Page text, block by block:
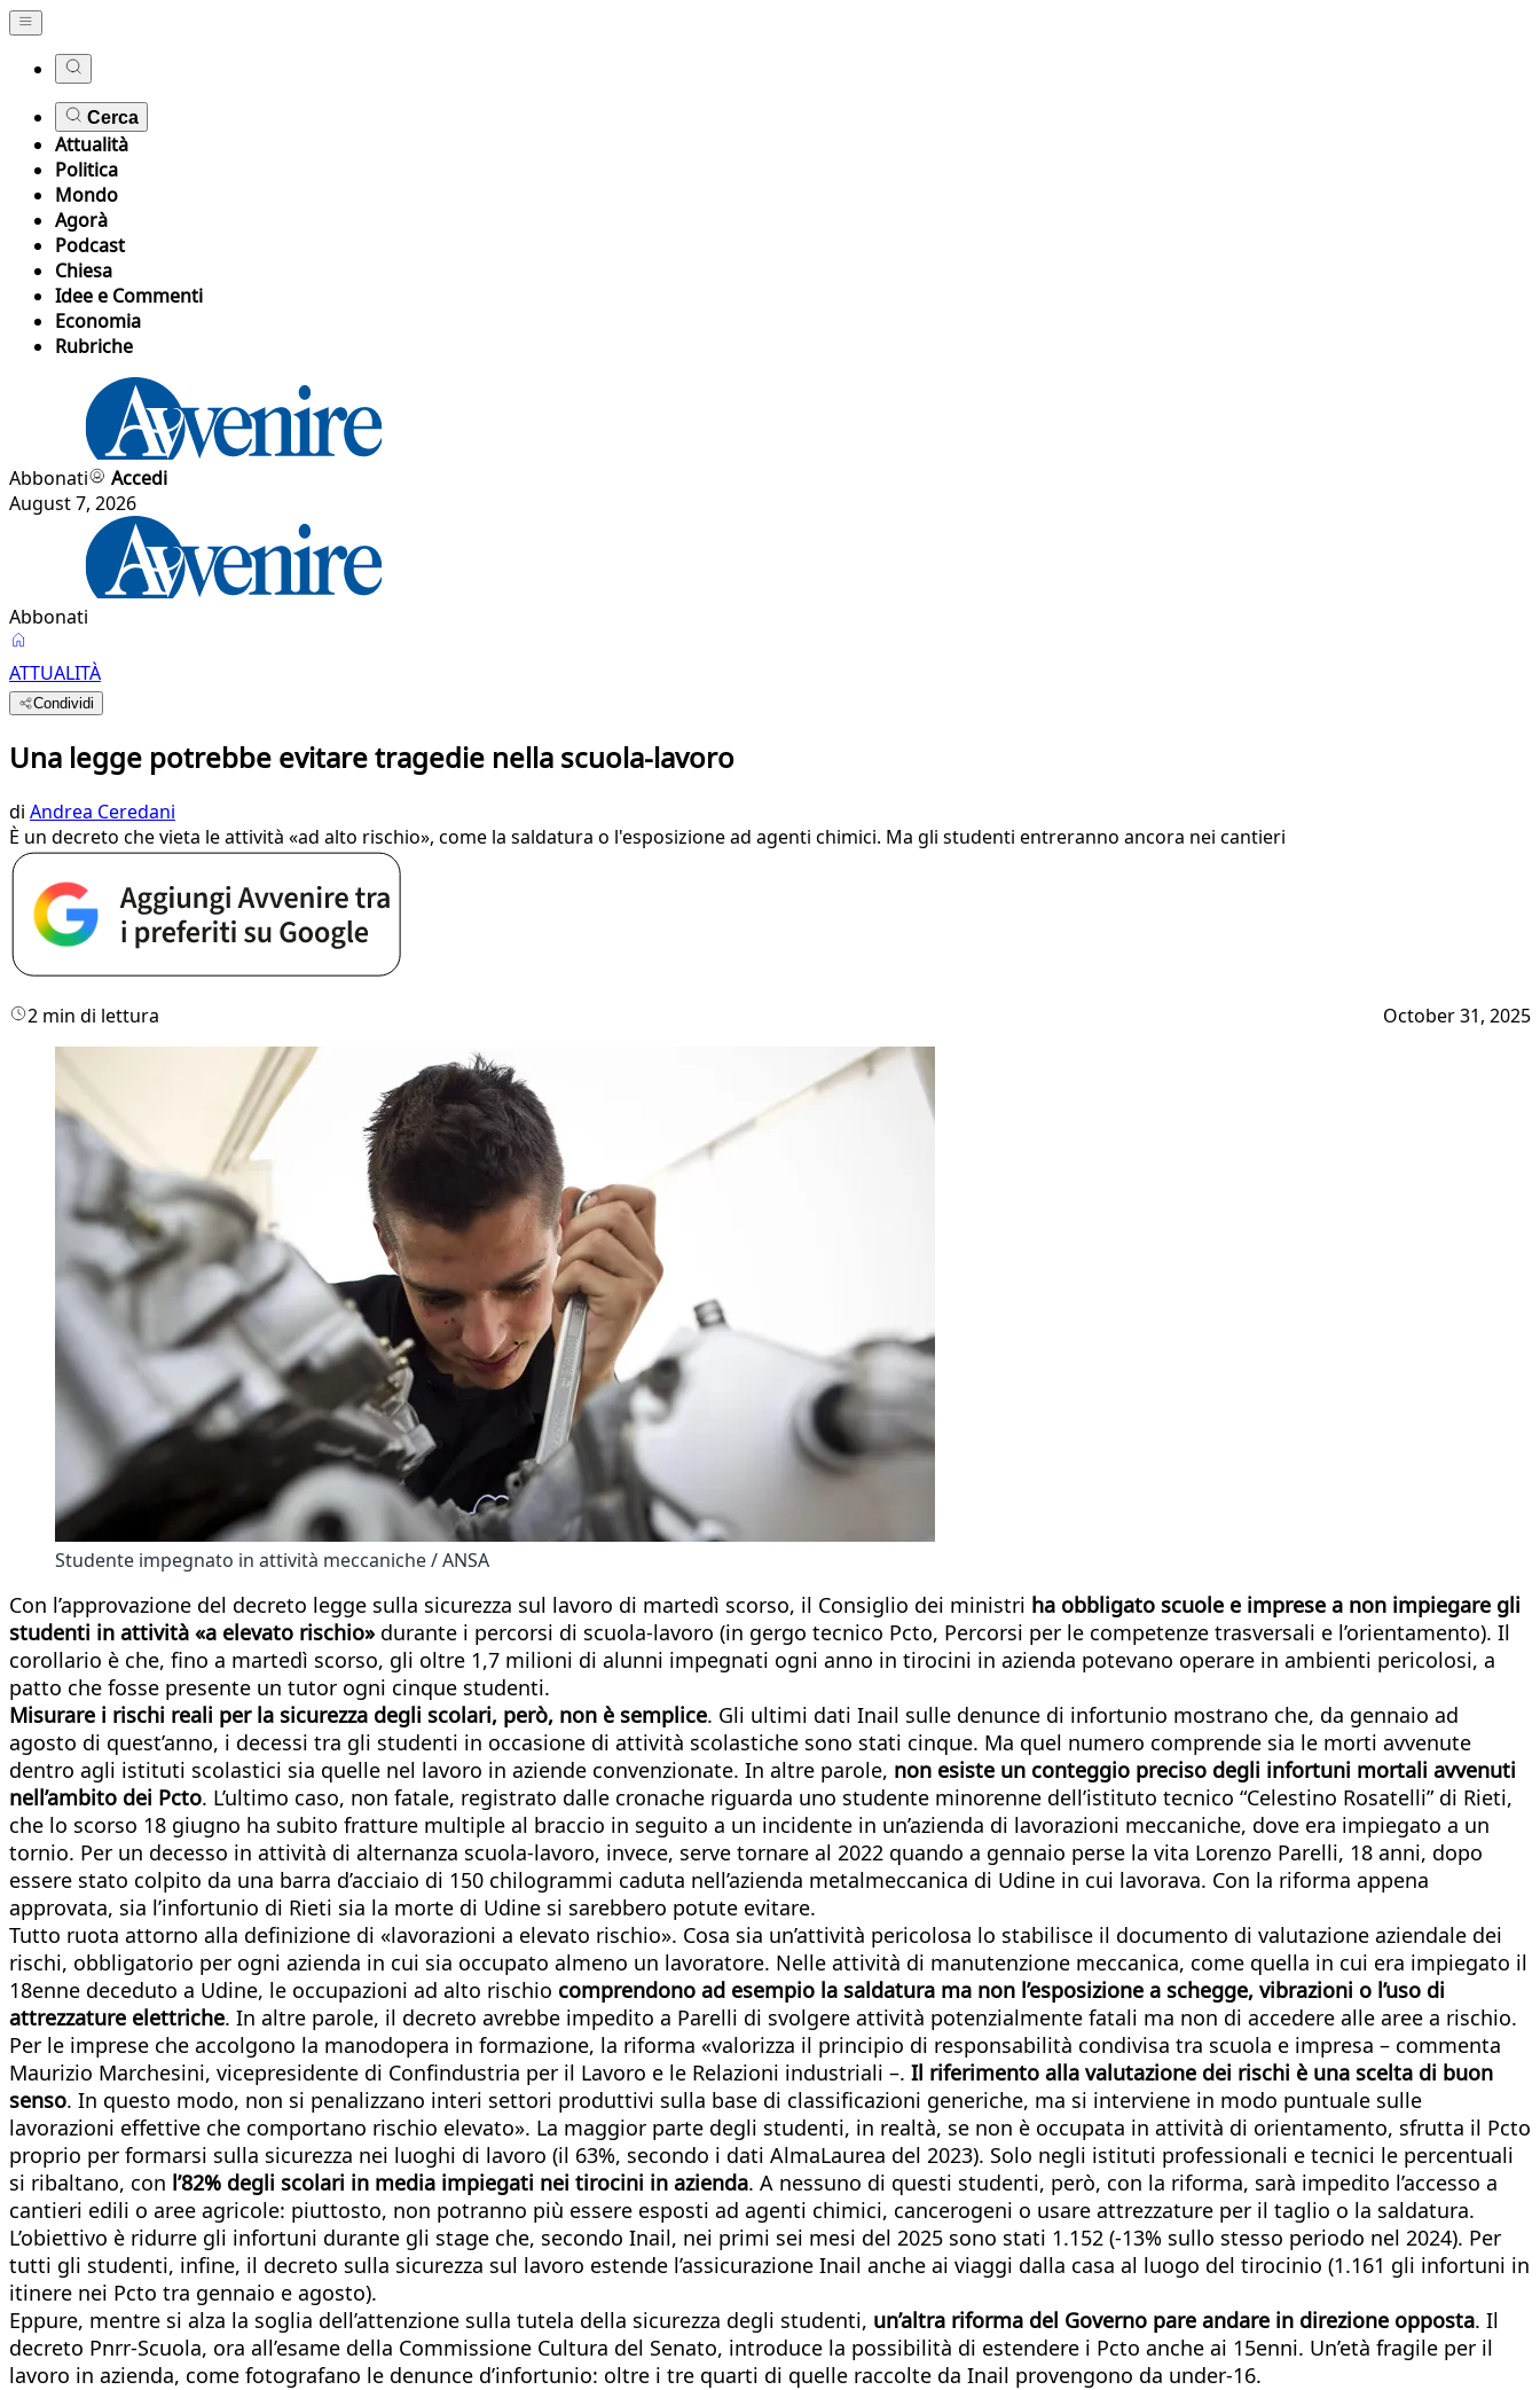
Cerca
Attualità
Politica
Mondo
Agorà
Podcast
Chiesa
Idee e Commenti
Economia
Rubriche
Abbonati
Accedi
August 7, 2026
Abbonati
ATTUALITÀ
Condividi
Una legge potrebbe evitare tragedie nella scuola-lavoro
di Andrea Ceredani
È un decreto che vieta le attività «ad alto rischio», come la saldatura o l'esposizione ad agenti chimici. Ma gli studenti entreranno ancora nei cantieri
2 min di lettura October 31, 2025
Studente impegnato in attività meccaniche / ANSA
Con l’approvazione del decreto legge sulla sicurezza sul lavoro di martedì scorso, il Consiglio dei ministri ha obbligato scuole e imprese a non impiegare gli
studenti in attività «a elevato rischio» durante i percorsi di scuola-lavoro (in gergo tecnico Pcto, Percorsi per le competenze trasversali e l’orientamento). Il
corollario è che, fino a martedì scorso, gli oltre 1,7 milioni di alunni impegnati ogni anno in tirocini in azienda potevano operare in ambienti pericolosi, a
patto che fosse presente un tutor ogni cinque studenti.
Misurare i rischi reali per la sicurezza degli scolari, però, non è semplice. Gli ultimi dati Inail sulle denunce di infortunio mostrano che, da gennaio ad
agosto di quest’anno, i decessi tra gli studenti in occasione di attività scolastiche sono stati cinque. Ma quel numero comprende sia le morti avvenute
dentro agli istituti scolastici sia quelle nel lavoro in aziende convenzionate. In altre parole, non esiste un conteggio preciso degli infortuni mortali avvenuti
nell’ambito dei Pcto. L’ultimo caso, non fatale, registrato dalle cronache riguarda uno studente minorenne dell’istituto tecnico “Celestino Rosatelli” di Rieti,
che lo scorso 18 giugno ha subito fratture multiple al braccio in seguito a un incidente in un’azienda di lavorazioni meccaniche, dove era impiegato a un
tornio. Per un decesso in attività di alternanza scuola-lavoro, invece, serve tornare al 2022 quando a gennaio perse la vita Lorenzo Parelli, 18 anni, dopo
essere stato colpito da una barra d’acciaio di 150 chilogrammi caduta nell’azienda metalmeccanica di Udine in cui lavorava. Con la riforma appena
approvata, sia l’infortunio di Rieti sia la morte di Udine si sarebbero potute evitare.
Tutto ruota attorno alla definizione di «lavorazioni a elevato rischio». Cosa sia un’attività pericolosa lo stabilisce il documento di valutazione aziendale dei
rischi, obbligatorio per ogni azienda in cui sia occupato almeno un lavoratore. Nelle attività di manutenzione meccanica, come quella in cui era impiegato il
18enne deceduto a Udine, le occupazioni ad alto rischio comprendono ad esempio la saldatura ma non l’esposizione a schegge, vibrazioni o l’uso di
attrezzature elettriche. In altre parole, il decreto avrebbe impedito a Parelli di svolgere attività potenzialmente fatali ma non di accedere alle aree a rischio.
Per le imprese che accolgono la manodopera in formazione, la riforma «valorizza il principio di responsabilità condivisa tra scuola e impresa – commenta
Maurizio Marchesini, vicepresidente di Confindustria per il Lavoro e le Relazioni industriali –. Il riferimento alla valutazione dei rischi è una scelta di buon
senso. In questo modo, non si penalizzano interi settori produttivi sulla base di classificazioni generiche, ma si interviene in modo puntuale sulle
lavorazioni effettive che comportano rischio elevato». La maggior parte degli studenti, in realtà, se non è occupata in attività di orientamento, sfrutta il Pcto
proprio per formarsi sulla sicurezza nei luoghi di lavoro (il 63%, secondo i dati AlmaLaurea del 2023). Solo negli istituti professionali e tecnici le percentuali
si ribaltano, con l’82% degli scolari in media impiegati nei tirocini in azienda. A nessuno di questi studenti, però, con la riforma, sarà impedito l’accesso a
cantieri edili o aree agricole: piuttosto, non potranno più essere esposti ad agenti chimici, cancerogeni o usare attrezzature per il taglio o la saldatura.
L’obiettivo è ridurre gli infortuni durante gli stage che, secondo Inail, nei primi sei mesi del 2025 sono stati 1.152 (-13% sullo stesso periodo nel 2024). Per
tutti gli studenti, infine, il decreto sulla sicurezza sul lavoro estende l’assicurazione Inail anche ai viaggi dalla casa al luogo del tirocinio (1.161 gli infortuni in
itinere nei Pcto tra gennaio e agosto).
Eppure, mentre si alza la soglia dell’attenzione sulla tutela della sicurezza degli studenti, un’altra riforma del Governo pare andare in direzione opposta. Il
decreto Pnrr-Scuola, ora all’esame della Commissione Cultura del Senato, introduce la possibilità di estendere i Pcto anche ai 15enni. Un’età fragile per il
lavoro in azienda, come fotografano le denunce d’infortunio: oltre i tre quarti di quelle raccolte da Inail provengono da under-16.